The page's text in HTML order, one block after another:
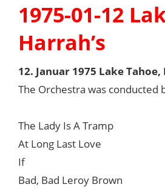
1975-01-12
Harrah’s
12. Januar 1975 Lake Tahoe,
The Orchestra was conducted
The Lady Is A Tramp
At Long Last Love
If
Bad, Bad Leroy Brown